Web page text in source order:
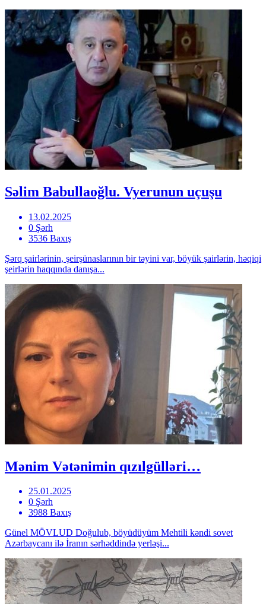
Səlim Babullaoğlu. Vyerunun uçuşu
13.02.2025
0 Şərh
3536 Baxış
Şərq şairlərinin, şeirşünaslarının bir təyini var, böyük şairlərin, həqiqi
şeirlərin haqqında danışa...
Mənim Vətənimin qızılgülləri…
25.01.2025
0 Şərh
3988 Baxış
Günel MÖVLUD Doğulub, böyüdüyüm Mehtili kəndi sovet
Azərbaycanı ilə İranın sərhəddində yerləşi...